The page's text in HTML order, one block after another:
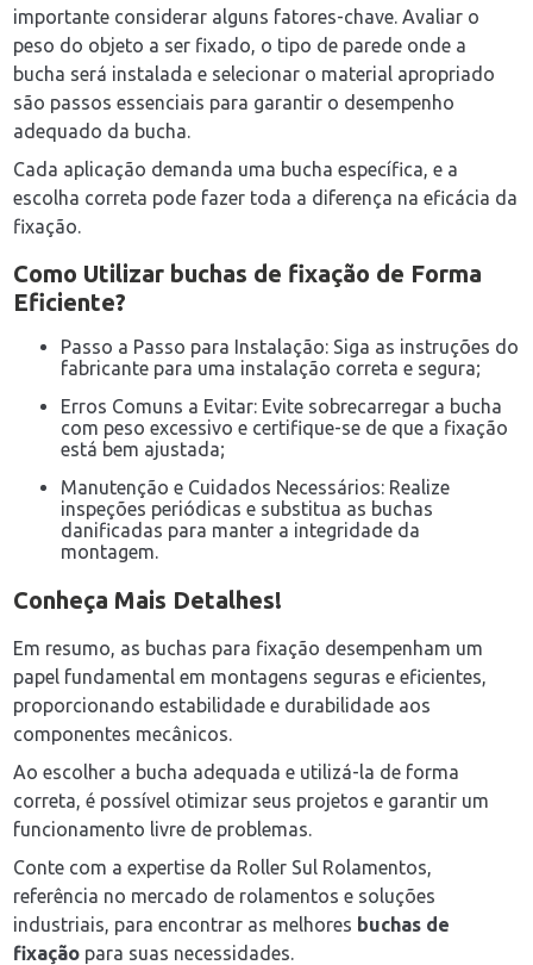
importante considerar alguns fatores-chave. Avaliar o
peso do objeto a ser fixado, o tipo de parede onde a
bucha será instalada e selecionar o material apropriado
são passos essenciais para garantir o desempenho
adequado da bucha.
Cada aplicação demanda uma bucha específica, e a
escolha correta pode fazer toda a diferença na eficácia da
fixação.
Como Utilizar buchas de fixação de Forma
Eficiente?
Passo a Passo para Instalação: Siga as instruções do
fabricante para uma instalação correta e segura;
Erros Comuns a Evitar: Evite sobrecarregar a bucha
com peso excessivo e certifique-se de que a fixação
está bem ajustada;
Manutenção e Cuidados Necessários: Realize
inspeções periódicas e substitua as buchas
danificadas para manter a integridade da
montagem.
Conheça Mais Detalhes!
Em resumo, as buchas para fixação desempenham um
papel fundamental em montagens seguras e eficientes,
proporcionando estabilidade e durabilidade aos
componentes mecânicos.
Ao escolher a bucha adequada e utilizá-la de forma
correta, é possível otimizar seus projetos e garantir um
funcionamento livre de problemas.
Conte com a expertise da Roller Sul Rolamentos,
referência no mercado de rolamentos e soluções
industriais, para encontrar as melhores buchas de
fixação para suas necessidades.